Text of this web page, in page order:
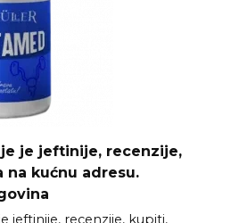
je jeftinije, recenzije,
na kućnu adresu.
jeftinije, recenzije, kupiti,